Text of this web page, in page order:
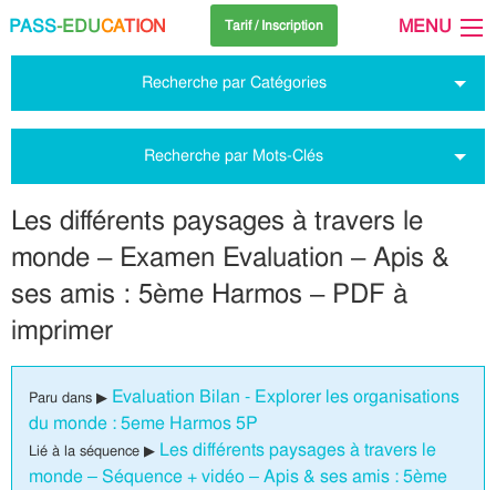
PASS-EDUCATION Tarif / Inscription MENU
Recherche par Catégories
Recherche par Mots-Clés
Les différents paysages à travers le
monde – Examen Evaluation – Apis &
ses amis : 5ème Harmos – PDF à
imprimer
Paru dans ▶ Evaluation Bilan - Explorer les organisations
du monde : 5eme Harmos 5P
Lié à la séquence ▶ Les différents paysages à travers le
monde – Séquence + vidéo – Apis & ses amis : 5ème